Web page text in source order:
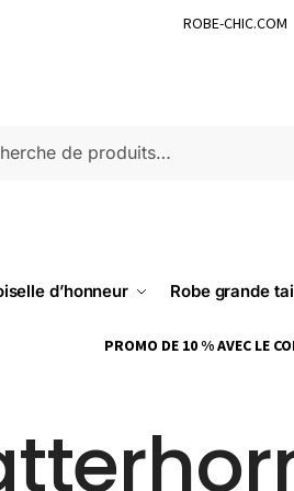
ROBE-CHIC.COM
d’honneur Robe grande
PROMO DE 10 % AVEC LE